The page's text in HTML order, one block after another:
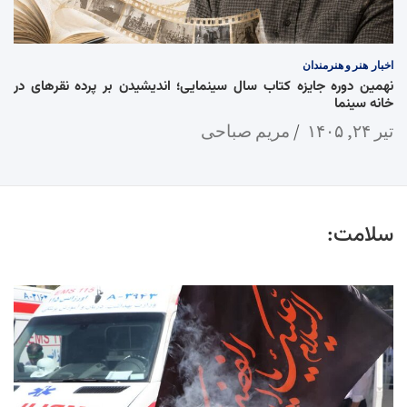
اخبار هنر و هنرمندان
نهمین دوره جایزه کتاب سال سینمایی؛ اندیشیدن بر پرده نقرهای در
خانه سینما
تیر ۲۴, ۱۴۰۵ مریم صباحی
سلامت: